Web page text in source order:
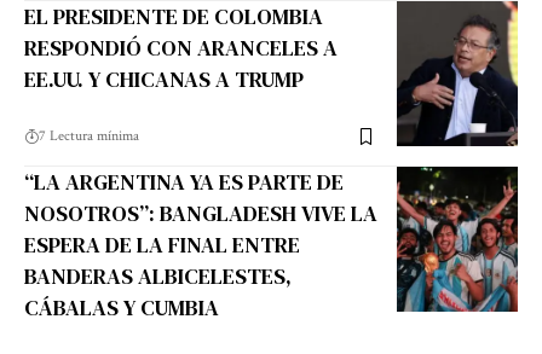
EL PRESIDENTE DE COLOMBIA
RESPONDIÓ CON ARANCELES A
EE.UU. Y CHICANAS A TRUMP
7 Lectura mínima
“LA ARGENTINA YA ES PARTE DE
NOSOTROS”: BANGLADESH VIVE LA
ESPERA DE LA FINAL ENTRE
BANDERAS ALBICELESTES,
CÁBALAS Y CUMBIA